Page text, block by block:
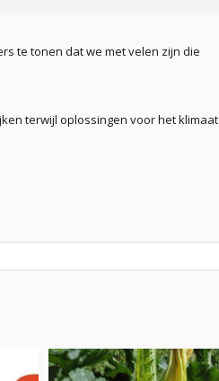
te tonen dat we met velen zijn die
terwijl oplossingen voor het klimaat